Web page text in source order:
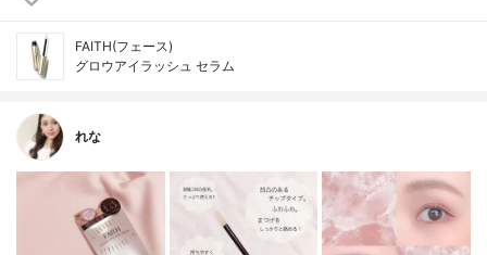
FAITH(フェース)
グロウアイラッシュ セラム
れな